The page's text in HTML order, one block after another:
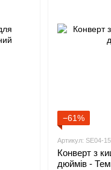
−61%
Артикул: SE04-15
Конверт з
дюймів -